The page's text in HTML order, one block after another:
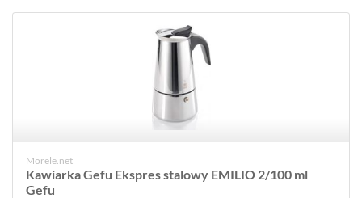
Morele.net
Kawiarka Gefu Ekspres stalowy EMILIO 2/100 ml
Gefu